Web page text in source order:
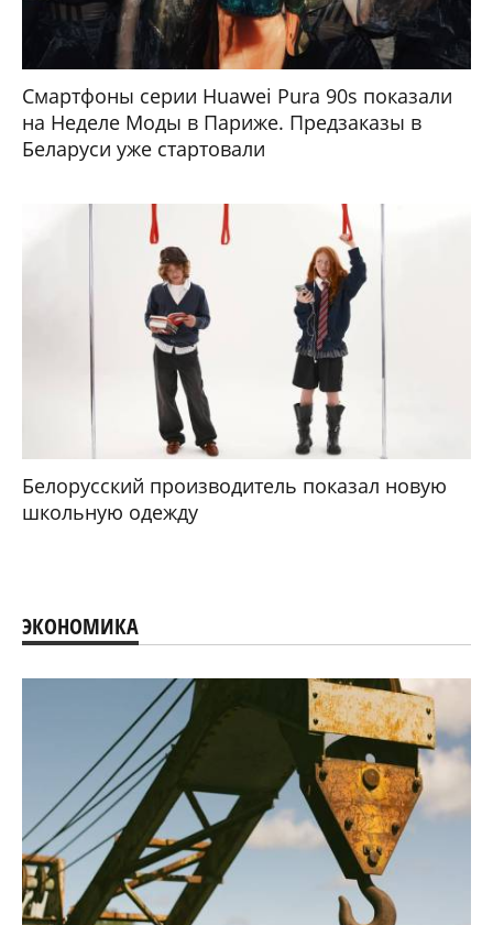
Смартфоны серии Huawei Pura 90s показали
на Неделе Моды в Париже. Предзаказы в
Беларуси уже стартовали
Белорусский производитель показал новую
школьную одежду
ЭКОНОМИКА